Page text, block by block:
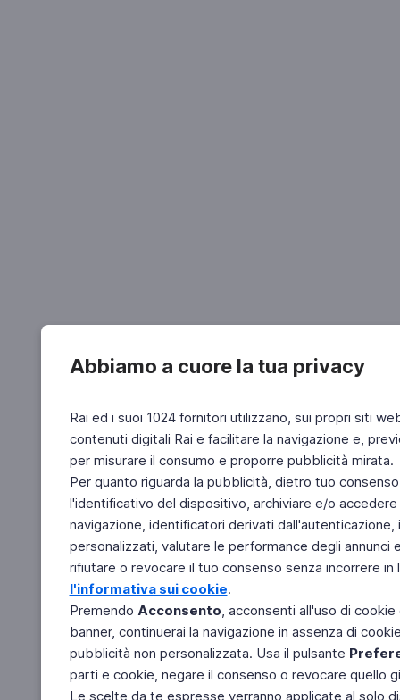
Abbiamo a cuore la tua privacy
Rai ed i suoi 1024 fornitori utilizzano, sui propri siti
contenuti digitali Rai e facilitare la navigazione e,
per misurare il consumo e proporre pubblicità mirata.
Per quanto riguarda la pubblicità, dietro tuo
l'identificativo del dispositivo, archiviare e/o
navigazione, identificatori derivati
personalizzati, valutare le performance degli
rifiutare o revocare il tuo consenso senza incorrere
l'informativa sui cookie.
Premendo Acconsento, acconsenti all'uso di
banner, continuerai la navigazione in assenza di
pubblicità non personalizzata. Usa il pulsante
parti e cookie, negare il consenso o revocare quello
Le scelte da te espresse verranno applicate al solo